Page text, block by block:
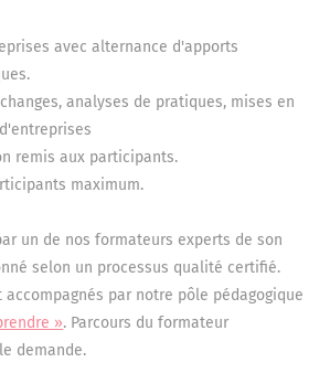
équipe au quotidien
faire respecter le cadre
sa légitimité
des objectifs concrets et créer
favorables pour qu'ils
l'esprit d'équipe
les conflits
:
et participative. Approche
avec alternance d'apports
analyses de pratiques, mises en
remis aux participants.
maximum.
un de nos formateurs experts de son
selon un processus qualité certifié.
par notre pôle pédagogique
». Parcours du formateur
demande.